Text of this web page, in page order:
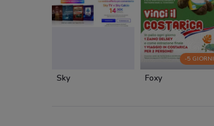
Sky
-5 GIORNI
Foxy